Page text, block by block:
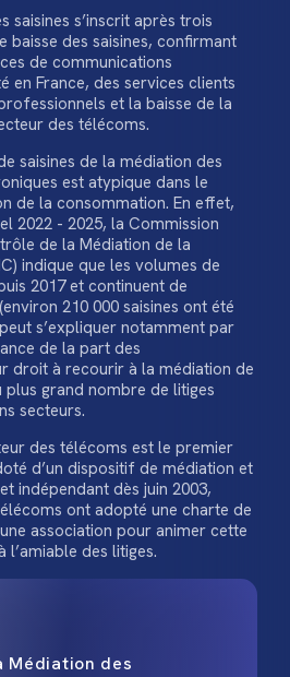
saisines s’inscrit après trois
baisse des saisines, confirmant
de communications
en France, des services clients
et la baisse de la
des télécoms.
saisines de la médiation des
est atypique dans le
de la consommation. En effet,
2022 - 2025, la Commission
de la Médiation de la
indique que les volumes de
2017 et continuent de
210 000 saisines ont été
s’expliquer notamment par
de la part des
droit à recourir à la médiation de
grand nombre de litiges
secteurs.
des télécoms est le premier
d’un dispositif de médiation et
indépendant dès juin 2003,
ont adopté une charte de
association pour animer cette
des litiges.
Médiation des